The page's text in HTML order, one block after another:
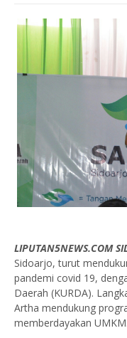
LIPUTAN5NEWS.COM
Sidoarjo, turut
pandemi covid 19,
Daerah (KURDA).
Artha mendukung
memberdayakan UMKM.